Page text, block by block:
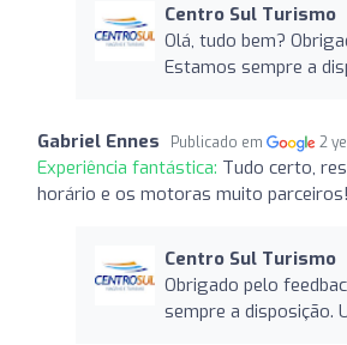
Centro Sul Turismo
Olá, tudo bem?
Estamos sempre a
Gabriel Ennes Publicado em 2
Experiência fantástica: Tudo certo,
horário e os motoras muito parceiros!
Centro Sul Turismo
Obrigado pelo
sempre a disposição.